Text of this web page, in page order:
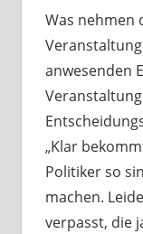
Was nehmen
anwesenden
„Klar
Politiker so
machen.
verpasst, die